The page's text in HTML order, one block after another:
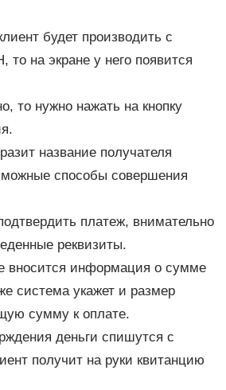
будет производить с
на экране у него появится
то нужно нажать на кнопку
название получателя
способы совершения
платеж, внимательно
реквизиты.
вносится информация о сумме
система укажет и размер
сумму к оплате.
деньги спишутся с
получит на руки квитанцию